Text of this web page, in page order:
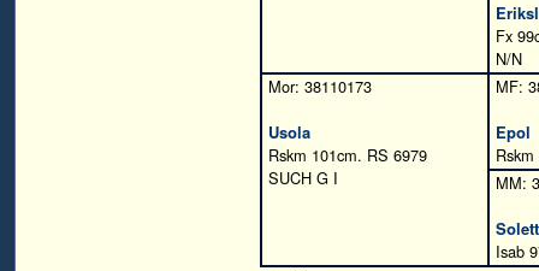
Fx
N/N
Mor: 38110173
Usola
Rskm 101cm. RS 6979
SUCH G I
MF:
Epol
MM:
Isab